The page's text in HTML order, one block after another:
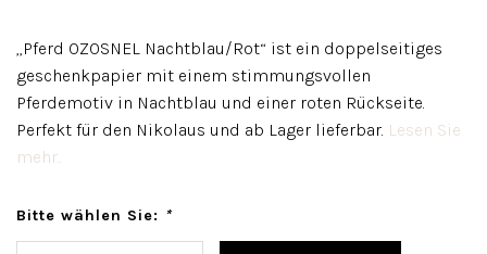
„Pferd OZOSNEL Nachtblau/Rot“ ist ein doppelseitiges
geschenkpapier mit einem stimmungsvollen
Pferdemotiv in Nachtblau und einer roten Rückseite.
Perfekt für den Nikolaus und ab Lager lieferbar. Lesen Sie
mehr..
Bitte wählen Sie: *